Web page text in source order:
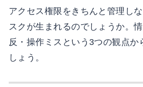
アクセス権限をきちんと管理し
スクが生まれるのでしょうか。
反・操作ミスという3つの観点か
しょう。